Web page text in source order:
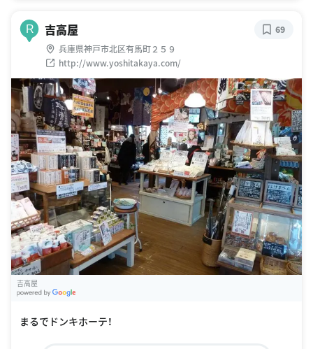
R 吉高屋
兵庫県神戸市北区有馬町２５９
http://www.yoshitakaya.com/
69
吉高屋
まるでドンキホーテ！